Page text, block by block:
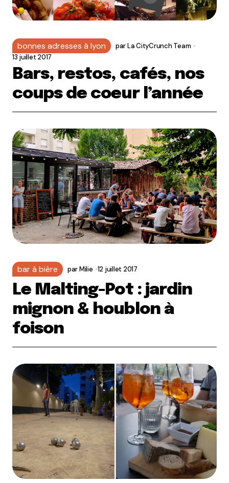
bonnes adresses à lyon parLa CityCrunch Team
13 juillet 2017
Bars, restos, cafés, nos
coups de coeur l’année
bar à bière parMilie 12 juillet 2017
Le Malting-Pot : jardin
mignon & houblon à
foison